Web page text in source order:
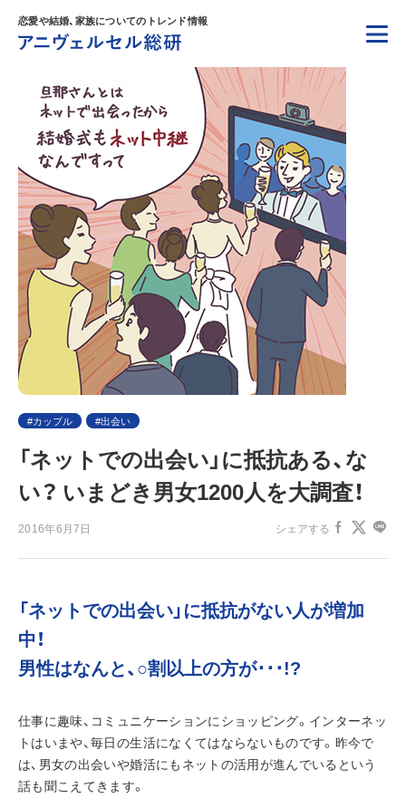
恋愛や結婚、家族についてのトレンド情報
カップル 出会い
「ネットでの出会い」に抵抗ある、な
い？ いまどき男女1200人を大調査！
2016年6月7日 シェアする
「ネットでの出会い」に抵抗がない人が増加
中！
男性はなんと、○割以上の方が･･･!?
仕事に趣味、コミュニケーションにショッピング。インターネッ
トはいまや、毎日の生活になくてはならないものです。昨今で
は、男女の出会いや婚活にもネットの活用が進んでいるという
話も聞こえてきます。